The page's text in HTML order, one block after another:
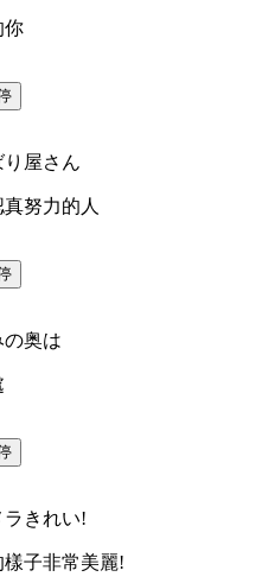
你
屋さん
努力的人
奥は
きれい!
子非常美麗!